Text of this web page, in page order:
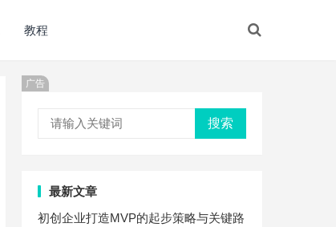
教程
广告
搜索
最新文章
初创企业打造MVP的起步策略与关键路